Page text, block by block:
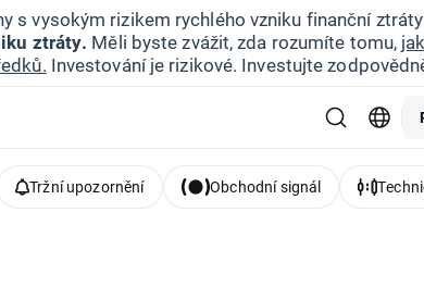
s vysokým rizikem rychlého vzniku finanční
ztráty. Měli byste zvážit, zda rozumíte tomu,
Investování je rizikové. Investujte
Tržní upozornění Obchodní signál